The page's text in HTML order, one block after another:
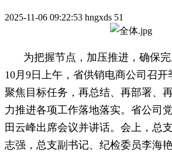
2025-11-06 09:22:53 hngxds 51
为把握节点，加压推进，确保
10月9日上午，省供销电商公司召开
聚焦目标任务，再总结、再部署、
力推进各项工作落地落实。省公司
田云峰出席会议并讲话。会上，总
志强，总支副书记、纪检委员李海